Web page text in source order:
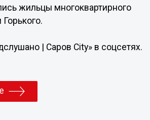
жильцы многоквартирного
| Саров City» в соцсетях.